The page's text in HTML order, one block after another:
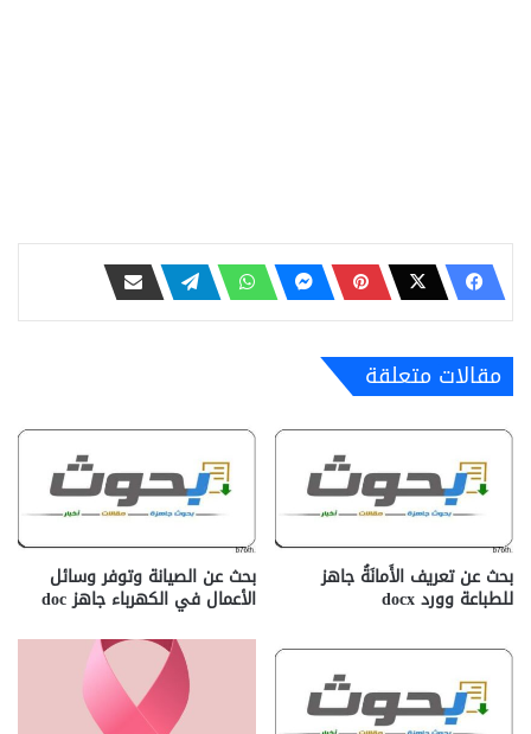
مقالات متعلقة
بحث عن تعريف الأَمانَةُ جاهز
للطباعة وورد docx‎
بحث عن الصيانة وتوفر وسائل
الأعمال في الكهرباء جاهز doc‎